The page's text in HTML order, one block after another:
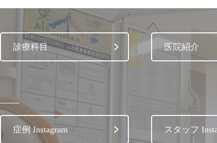
診療科目 医院紹介
症例 Instagram スタッフ